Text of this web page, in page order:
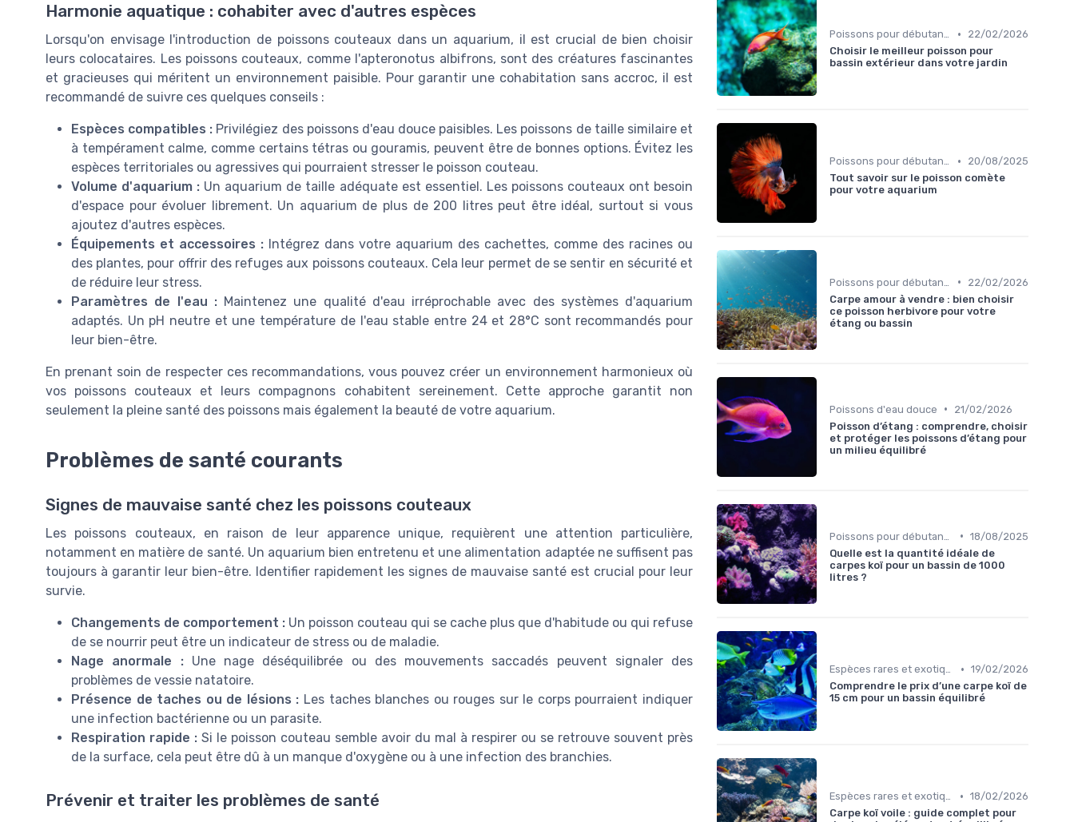
Harmonie aquatique : cohabiter avec d'autres espèces
Lorsqu'on envisage l'introduction de poissons couteaux dans un aquarium, il est crucial de bien choisir
leurs colocataires. Les poissons couteaux, comme l'apteronotus albifrons, sont des créatures fascinantes
et gracieuses qui méritent un environnement paisible. Pour garantir une cohabitation sans accroc, il est
recommandé de suivre ces quelques conseils :
Espèces compatibles : Privilégiez des poissons d'eau douce paisibles. Les poissons de taille similaire et
à tempérament calme, comme certains tétras ou gouramis, peuvent être de bonnes options. Évitez les
espèces territoriales ou agressives qui pourraient stresser le poisson couteau.
Volume d'aquarium : Un aquarium de taille adéquate est essentiel. Les poissons couteaux ont besoin
d'espace pour évoluer librement. Un aquarium de plus de 200 litres peut être idéal, surtout si vous
ajoutez d'autres espèces.
Équipements et accessoires : Intégrez dans votre aquarium des cachettes, comme des racines ou
des plantes, pour offrir des refuges aux poissons couteaux. Cela leur permet de se sentir en sécurité et
de réduire leur stress.
Paramètres de l'eau :Maintenez une qualité d'eau irréprochable avec des systèmes d'aquarium
adaptés. Un pH neutre et une température de l'eau stable entre 24 et 28°C sont recommandés pour
leur bien-être.
En prenant soin de respecter ces recommandations, vous pouvez créer un environnement harmonieux où
vos poissons couteaux et leurs compagnons cohabitent sereinement. Cette approche garantit non
seulement la pleine santé des poissons mais également la beauté de votre aquarium.
Problèmes de santé courants
Signes de mauvaise santé chez les poissons couteaux
Les poissons couteaux, en raison de leur apparence unique, requièrent une attention particulière,
notamment en matière de santé. Un aquarium bien entretenu et une alimentation adaptée ne suffisent pas
toujours à garantir leur bien-être. Identifier rapidement les signes de mauvaise santé est crucial pour leur
survie.
Changements de comportement : Un poisson couteau qui se cache plus que d'habitude ou qui refuse
de se nourrir peut être un indicateur de stress ou de maladie.
Nage anormale :Une nage déséquilibrée ou des mouvements saccadés peuvent signaler des
problèmes de vessie natatoire.
Présence de taches ou de lésions : Les taches blanches ou rouges sur le corps pourraient indiquer
une infection bactérienne ou un parasite.
Respiration rapide : Si le poisson couteau semble avoir du mal à respirer ou se retrouve souvent près
de la surface, cela peut être dû à un manque d'oxygène ou à une infection des branchies.
Prévenir et traiter les problèmes de santé
Poissons pour débutants •
22/02/2026
Choisir le meilleur poisson pour
bassin extérieur dans votre jardin
Poissons pour débutants •
20/08/2025
Tout savoir sur le poisson comète
pour votre aquarium
•
22/02/2026
Carpe amour à vendre : bien choisir
ce poisson herbivore pour votre
étang ou bassin
Poissons d'eau douce •
21/02/2026
Poisson d’étang : comprendre, choisir
et protéger les poissons d’étang pour
un milieu équilibré
• 18/08/2025
Quelle est la quantité idéale de
carpes koï pour un bassin de 1000
litres ?
Espèces rares et exotiques • 19/02/2026
Comprendre le prix d’une carpe koï de
15 cm pour un bassin équilibré
Espèces rares et exotiques • 18/02/2026
Carpe koï voile : guide complet pour